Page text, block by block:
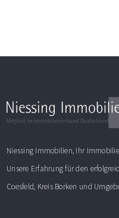
Niessing Immobilien, Ihr
Unsere Erfahrung für den
Coesfeld, Kreis Borken und